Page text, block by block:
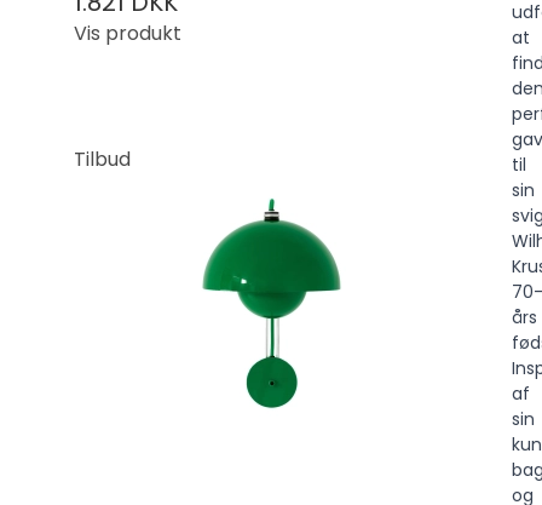
Vis produkt
Tilbud
at
til
sin
70-
års
af
sin
og